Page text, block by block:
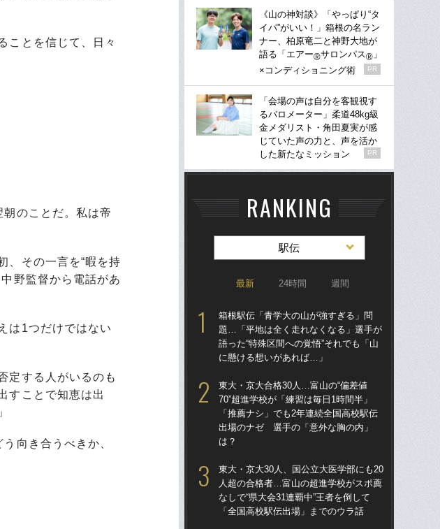
ことを信じて、日々
のことだ。私は帝
、その一言を“暇を持
野監督から電話があ
は1つだけではない
定する人がいるのも
すことで知恵は出
向き合うべきか、
《山の神対談》「やっぱり“タ
イパ”がいい！」箱根の名ラン
ナー、柏原竜二と神野大地が
語る「エアー®サロンパス® 」
×コンディショニング術
PR
「会場の声は自分を客観視す
るバロメーター」柔道48kg級
金メダリスト・角田夏実が感
じていた声の力と、声を活か
した新たなミッション
PR
RANKING
駅伝
最新 24時間 週間
箱根駅伝「青学大の山が強すぎる」問
題…「平地は全く走れなくなる」選手が
語った“特殊区間への覚悟”それでも「山
に懸ける想いがあれば…」
東大・京大合格30人…富山の“偏差値
70”超進学校が「練習は毎日1時間半」
「推薦ナシ」でも2年連続全国高校駅伝
出場のナゼ 選手の「意外な胸の内」
は？
東大・京大30人、国公立大医学部にも20
人超の合格者…富山の超進学校がスポ薦
なしで“県大会31連覇中”王者を倒して
「全国高校駅伝出場」までのウラ話